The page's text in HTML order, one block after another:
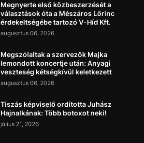
Megnyerte első közbeszerzését a
választások óta a Mészáros Lőrinc
érdekeltségébe tartozó V-Híd Kft.
augusztus 06, 2026
Megszólaltak a szervezők Majka
lemondott koncertje után: Anyagi
veszteség kétségkívül keletkezett
augusztus 06, 2026
Tiszás képviselő ordította Juhász
Hajnalkának: Több botoxot neki!
július 21, 2026